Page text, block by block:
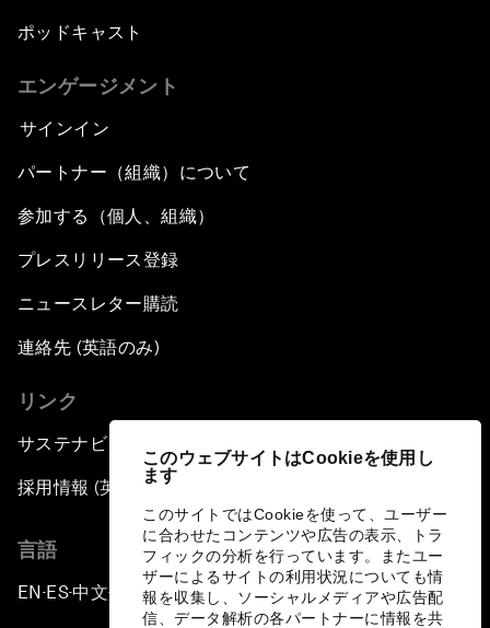
このウェブサイトはCookieを使用し
ます
このサイトではCookieを使って、ユーザー
に合わせたコンテンツや広告の表示、トラ
フィックの分析を行っています。またユー
ザーによるサイトの利用状況についても情
報を収集し、ソーシャルメディアや広告配
信、データ解析の各パートナーに情報を共
ポッドキャスト
エンゲージメント
サインイン
パートナー（組織）について
参加する（個人、組織）
プレスリリース登録
ニュースレター購読
連絡先 (英語のみ)
リンク
サステナビリティへの取り組み
採用情報 (英語のみ)
言語
EN ▪ES▪中文▪ 日本語